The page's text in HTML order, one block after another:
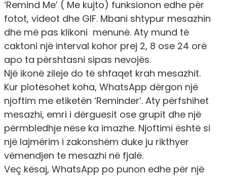
‘Remind Me’ ( Me kujto) funksionon edhe për
fotot, videot dhe GIF. Mbani shtypur mesazhin
dhe më pas klikoni menunë. Aty mund të
caktoni një interval kohor prej 2, 8 ose 24 orë
apo ta përshtasni sipas nevojës.
Një ikonë zileje do të shfaqet krah mesazhit.
Kur plotësohet koha, WhatsApp dërgon një
njoftim me etiketën ‘Reminder’. Aty përfshihet
mesazhi, emri i dërguesit ose grupit dhe një
përmbledhje nëse ka imazhe. Njoftimi është si
një lajmërim i zakonshëm duke ju rikthyer
vëmendjen te mesazhi në fjalë.
Veç kësaj, WhatsApp po punon edhe për një